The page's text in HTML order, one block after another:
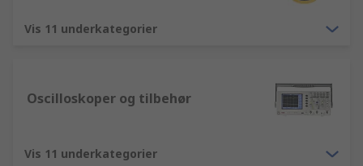
Vis 11 underkategorier
Oscilloskoper og tilbehør
Vis 11 underkategorier